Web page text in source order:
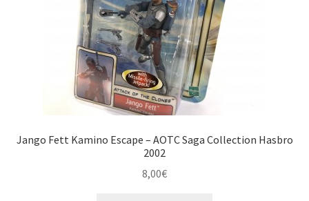
Jango Fett Kamino Escape – AOTC Saga Collection Hasbro
2002
8,00€